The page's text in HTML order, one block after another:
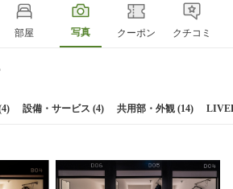
部屋 写真 クーポン クチコミ
設備・サービス (4) 共用部・外観 (14)